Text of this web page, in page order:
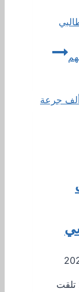
تاريخ النشر: 11 / 03 / 2021 تلقت